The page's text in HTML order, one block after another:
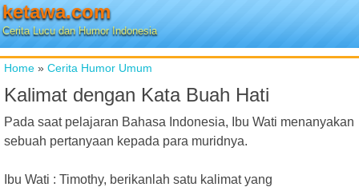
ketawa.com
Cerita Lucu dan Humor Indonesia
Home » Cerita Humor Umum
Kalimat dengan Kata Buah Hati
Pada saat pelajaran Bahasa Indonesia, Ibu Wati menanyakan
sebuah pertanyaan kepada para muridnya.
Ibu Wati : Timothy, berikanlah satu kalimat yang